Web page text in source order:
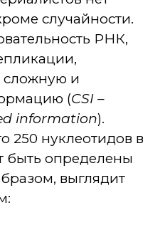
случайности.
РНК,
сложную и
(CSI –
information).
250 нуклеотидов в
быть определены
выглядит